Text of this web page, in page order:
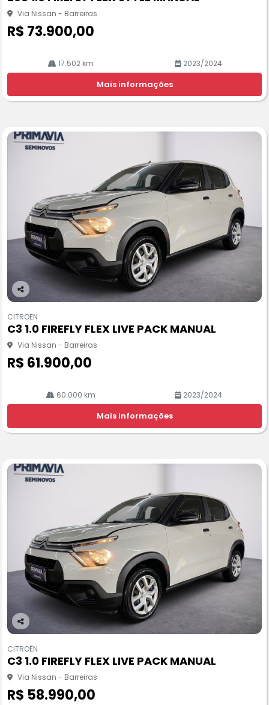
he
Via Nissan - Barreiras
R$ 73.900,00
17.502 km 2023/2024
Mais informações
Co
pa
rtil
he
CITROËN
C3 1.0 FIREFLY FLEX LIVE PACK MANUAL
Via Nissan - Barreiras
R$ 61.900,00
60.000 km 2023/2024
Mais informações
Co
pa
rtil
he
CITROËN
C3 1.0 FIREFLY FLEX LIVE PACK MANUAL
Via Nissan - Barreiras
R$ 58.990,00